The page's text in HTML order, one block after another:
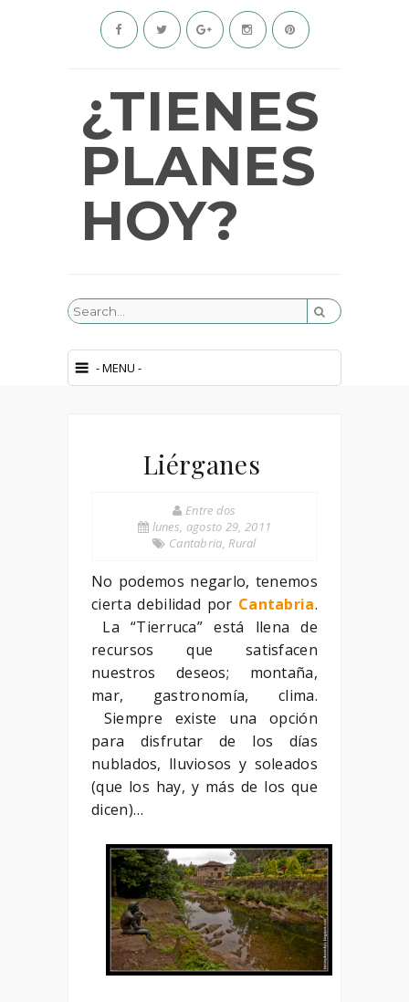
¿TIENES
PLANES
HOY?
Liérganes
Entre dos
lunes, agosto 29, 2011
Cantabria,Rural
No podemos negarlo, tenemos
cierta debilidad por Cantabria.
La “Tierruca” está llena de
recursos que satisfacen
nuestros deseos; montaña,
mar, gastronomía, clima.
Siempre existe una opción
para disfrutar de los días
nublados, lluviosos y soleados
(que los hay, y más de los que
dicen)…